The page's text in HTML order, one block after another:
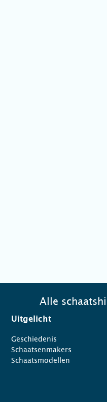
Alle
Uitgelicht
Geschiedenis
Schaatsenmakers
Schaatsmodellen